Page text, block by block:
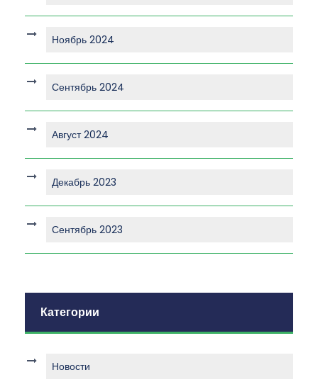
Ноябрь 2024
Сентябрь 2024
Август 2024
Декабрь 2023
Сентябрь 2023
Категории
Новости